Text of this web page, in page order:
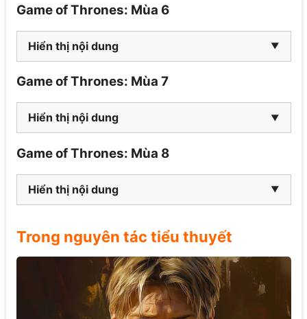
Game of Thrones: Mùa 6
Hiển thị nội dung
Game of Thrones: Mùa 7
Hiển thị nội dung
Game of Thrones: Mùa 8
Hiển thị nội dung
Trong nguyên tác tiểu thuyết